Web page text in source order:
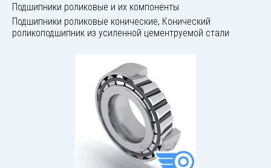
Подшипники роликовые и их компоненты
Подшипники роликовые конические, Конический
роликоподшипник из усиленной цементруемой стали